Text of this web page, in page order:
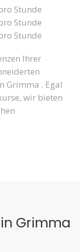
Stunde
Stunde
Stunde
Ihrer
Grimma . Egal
wir bieten
Grimma